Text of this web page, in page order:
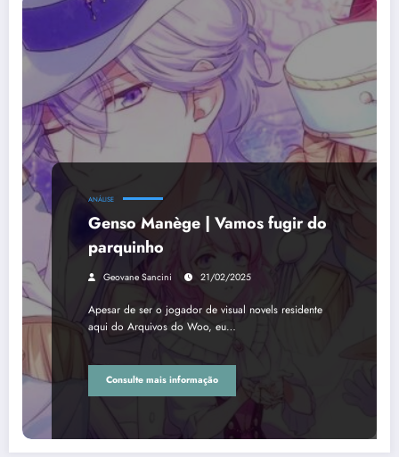
ANÁLISE
Genso Manège | Vamos fugir do
parquinho
Geovane Sancini 21/02/2025
Apesar de ser o jogador de visual novels residente
aqui do Arquivos do Woo, eu…
Consulte mais informação